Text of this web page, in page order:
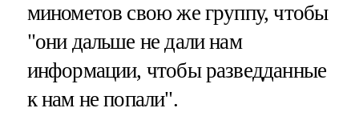
минометов свою же группу, чтобы
"они дальше не дали нам
информации, чтобы разведданные
к нам не попали".